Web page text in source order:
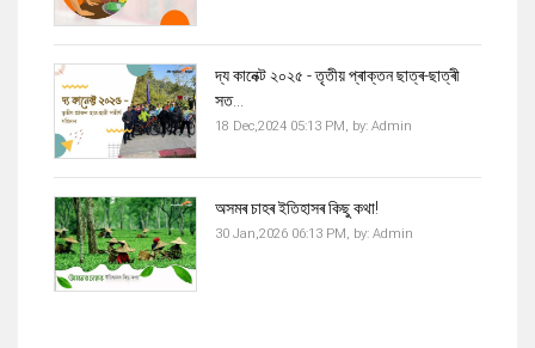
দ্য কানেক্ট ২০২৫ - তৃতীয় প্ৰাক্তন ছাত্ৰ-ছাত্ৰী
সত...
18 Dec,2024 05:13 PM, by: Admin
অসমৰ চাহৰ ইতিহাসৰ কিছু কথা!
30 Jan,2026 06:13 PM, by: Admin